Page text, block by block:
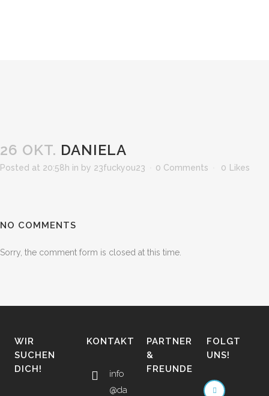
26 OKT. DANIELA
Posted at 20:58h in by 23fuckyou23 0 Comments 0 Likes
NO COMMENTS
Sorry, the comment form is closed at this time.
WIR
SUCHEN
DICH!
KONTAKT
info
@da
PARTNER
&
FREUNDE
FOLGT
UNS!